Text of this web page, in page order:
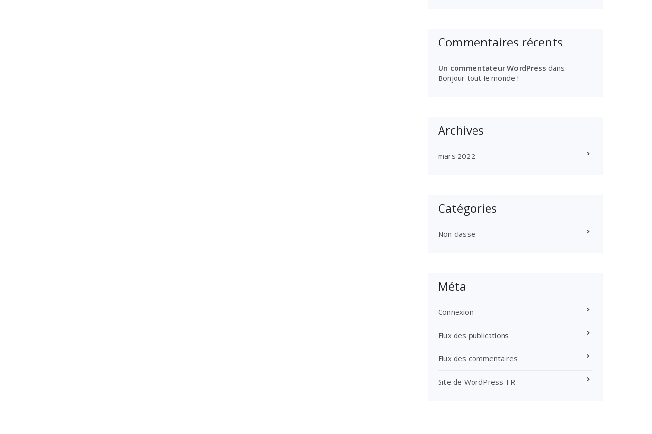
Commentaires récents
Un commentateur WordPress dans
Bonjour tout le monde !
Archives
mars 2022
Catégories
Non classé
Méta
Connexion
Flux des publications
Flux des commentaires
Site de WordPress-FR